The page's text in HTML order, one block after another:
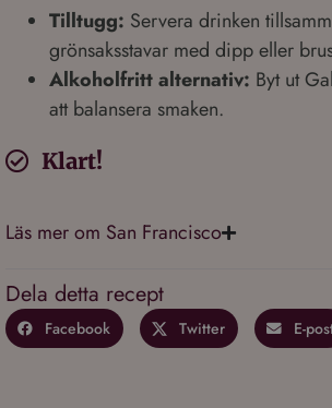
Tilltugg: Servera drinken
grönsaksstavar med dipp eller
Alkoholfritt alternativ: Byt ut
att balansera smaken.
Klart!
Läs mer om San Francisco
Dela detta recept
Facebook Twitter E-